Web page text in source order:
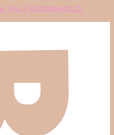
Tour // kurzfilmnacht.ch